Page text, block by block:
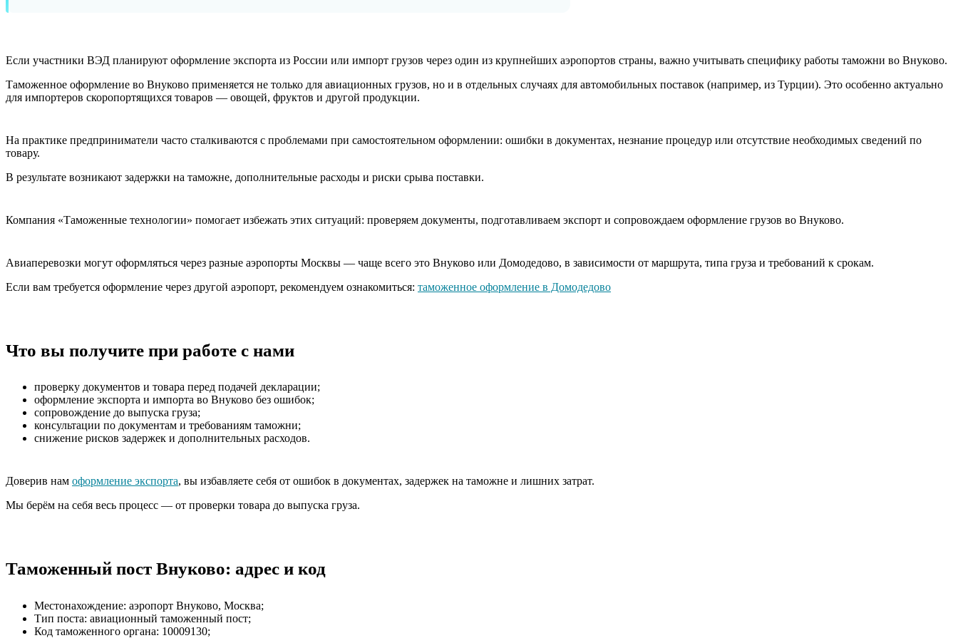
Если участники ВЭД планируют оформление экспорта из России или импорт грузов через один из крупнейших аэропортов страны, важно учитывать специфику работы таможни во Внуково.
Таможенное оформление во Внуково применяется не только для авиационных грузов, но и в отдельных случаях для автомобильных поставок (например, из Турции). Это особенно актуально
для импортеров скоропортящихся товаров — овощей, фруктов и другой продукции.
На практике предприниматели часто сталкиваются с проблемами при самостоятельном оформлении: ошибки в документах, незнание процедур или отсутствие необходимых сведений по
товару.
В результате возникают задержки на таможне, дополнительные расходы и риски срыва поставки.
Компания «Таможенные технологии» помогает избежать этих ситуаций: проверяем документы, подготавливаем экспорт и сопровождаем оформление грузов во Внуково.
Авиаперевозки могут оформляться через разные аэропорты Москвы — чаще всего это Внуково или Домодедово, в зависимости от маршрута, типа груза и требований к срокам.
Если вам требуется оформление через другой аэропорт, рекомендуем ознакомиться: таможенное оформление в Домодедово
Что вы получите при работе с нами
проверку документов и товара перед подачей декларации;
оформление экспорта и импорта во Внуково без ошибок;
сопровождение до выпуска груза;
консультации по документам и требованиям таможни;
снижение рисков задержек и дополнительных расходов.
Доверив нам оформление экспорта, вы избавляете себя от ошибок в документах, задержек на таможне и лишних затрат.
Мы берём на себя весь процесс — от проверки товара до выпуска груза.
Таможенный пост Внуково: адрес и код
Местонахождение: аэропорт Внуково, Москва;
Тип поста: авиационный таможенный пост;
Код таможенного органа: 10009130;